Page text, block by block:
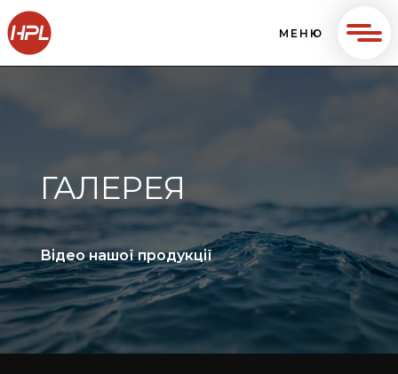
МЕНЮ
ГАЛЕРЕЯ
Відео нашої продукції